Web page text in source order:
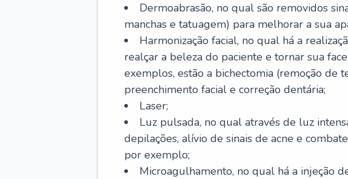
Dermoabrasão, no qual são removidos
manchas e tatuagem) para melhorar a sua
Harmonização facial, no qual há a
realçar a beleza do paciente e tornar sua
exemplos, estão a bichectomia (remoção de
preenchimento facial e correção dentária;
Laser;
Luz pulsada, no qual através de luz
depilações, alívio de sinais de acne e
por exemplo;
Microagulhamento, no qual há a injeção